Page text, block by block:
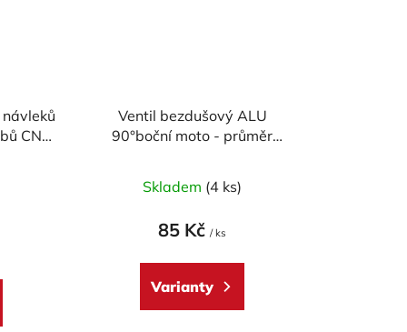
CNC
Ventil bezdušový ALU
90°boční moto - průměr
Skladem (4 ks)
85 Kč/ ks
Varianty